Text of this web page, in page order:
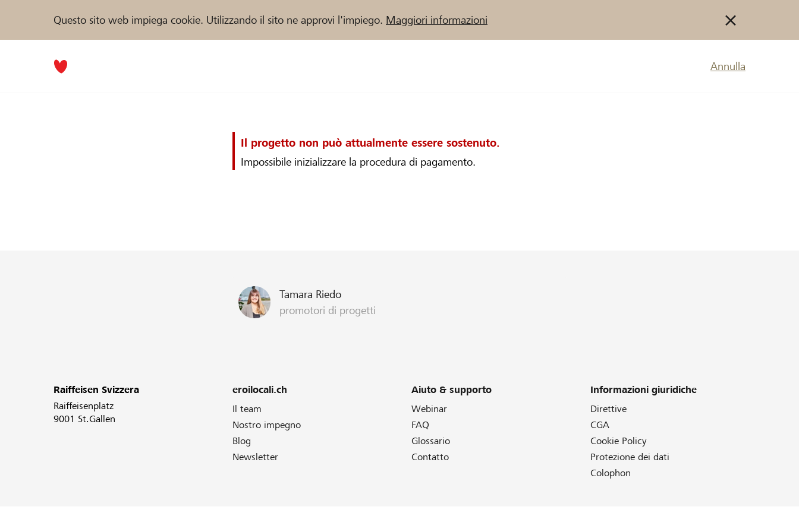
Questo sito web impiega cookie. Utilizzando il sito ne approvi l'impiego. Maggiori informazioni
Annulla
Il progetto non può attualmente essere sostenuto.
Impossibile inizializzare la procedura di pagamento.
Tamara Riedo
promotori di progetti
Raiffeisen Svizzera
Raiffeisenplatz
9001 St.Gallen
eroilocali.ch
Il team
Nostro impegno
Blog
Newsletter
Aiuto & supporto
Webinar
FAQ
Glossario
Contatto
Informazioni giuridiche
Direttive
CGA
Cookie Policy
Protezione dei dati
Colophon